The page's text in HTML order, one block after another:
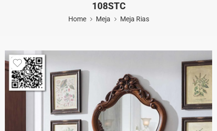
108STC
Home Meja Meja Rias